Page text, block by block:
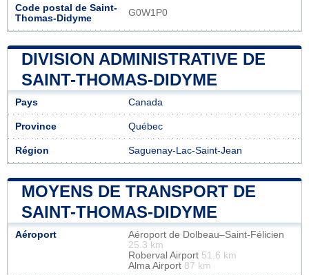
Code postal de Saint-
Thomas-Didyme
G0W1P0
DIVISION ADMINISTRATIVE DE
SAINT-THOMAS-DIDYME
Pays Canada
Province Québec
Région Saguenay-Lac-Saint-Jean
MOYENS DE TRANSPORT DE
SAINT-THOMAS-DIDYME
Aéroport
Aéroport de Dolbeau–Saint-Félicien
25.3 km
Roberval Airport 51.6 km
Alma Airport 87 km